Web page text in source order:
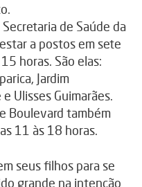
de Saúde da
a postos em sete
horas. São elas:
Jardim
Ulisses Guimarães.
Boulevard também
11 às 18 horas.
seus filhos para se
grande na intenção